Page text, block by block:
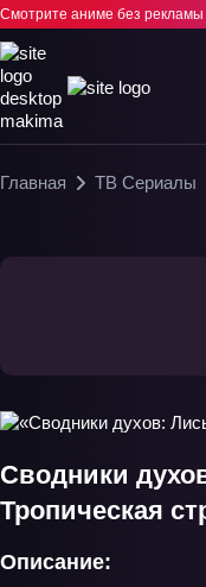
Смотрите аниме без рекламы
Главная ТВ Сериалы
Сводники
Тропическая
Описание: